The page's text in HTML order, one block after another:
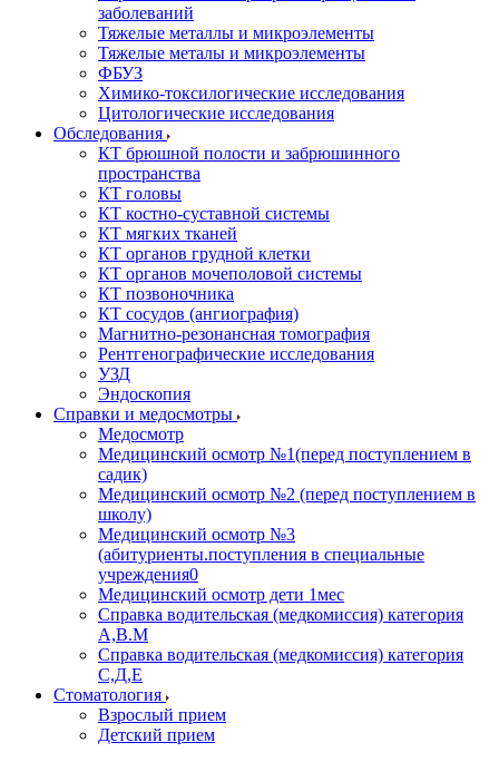
заболеваний
Тяжелые металлы и микроэлементы
Тяжелые металы и микроэлементы
ФБУЗ
Химико-токсилогические исследования
Цитологические исследования
Обследования
КТ брюшной полости и забрюшинного
пространства
КТ головы
КТ костно-суставной системы
КТ мягких тканей
КТ органов грудной клетки
КТ органов мочеполовой системы
КТ позвоночника
КТ сосудов (ангиография)
Магнитно-резонансная томография
Рентгенографические исследования
УЗД
Эндоскопия
Справки и медосмотры
Медосмотр
Медицинский осмотр №1(перед поступлением в
садик)
Медицинский осмотр №2 (перед поступлением в
школу)
Медицинский осмотр №3
(абитуриенты.поступления в специальные
учреждения0
Медицинский осмотр дети 1мес
Справка водительская (медкомиссия) категория
А,В.М
Справка водительская (медкомиссия) категория
С,Д,Е
Стоматология
Взрослый прием
Детский прием